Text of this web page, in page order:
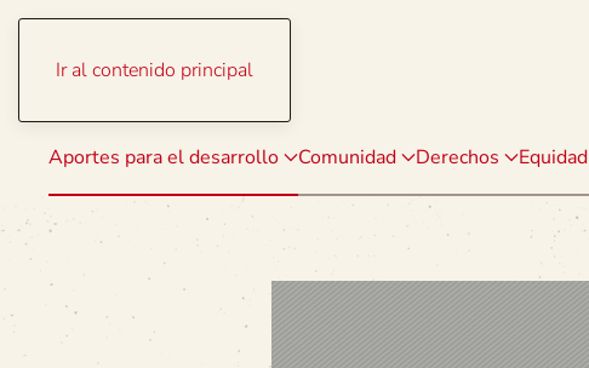
Ir al contenido principal
Aportes para el desarrollo Comunidad Derechos